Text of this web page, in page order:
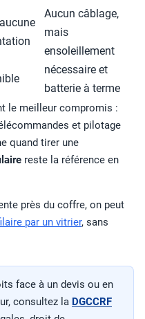
Aucun câblage,
mais
ensoleillement
nécessaire et
batterie à terme
le meilleur compromis :
et pilotage
quand tirer une
reste la référence en
près du coffre, on peut
par un vitrier, sans
face à un devis ou en
consultez la DGCCRF